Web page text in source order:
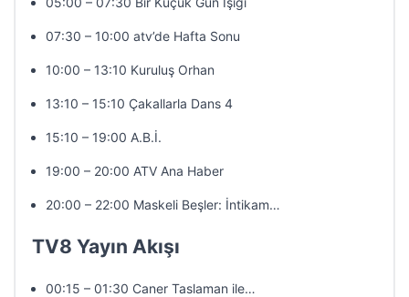
07:30 – 10:00 atv’de Hafta Sonu
10:00 – 13:10 Kuruluş Orhan
13:10 – 15:10 Çakallarla Dans 4
15:10 – 19:00 A.B.İ.
19:00 – 20:00 ATV Ana Haber
20:00 – 22:00 Maskeli Beşler: İntikam…
TV8 Yayın Akışı
00:15 – 01:30 Caner Taslaman ile…